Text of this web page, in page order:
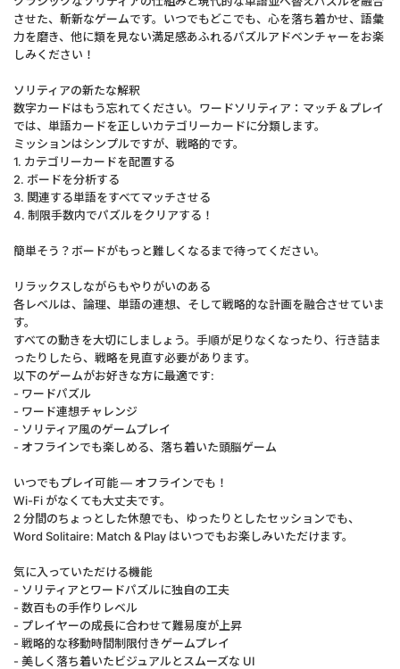
させた、斬新なゲームです。いつでもどこでも、心を落ち着かせ、語彙
力を磨き、他に類を見ない満足感あふれるパズルアドベンチャーをお楽
しみください！
ソリティアの新たな解釈
数字カードはもう忘れてください。ワードソリティア：マッチ＆プレイ
では、単語カードを正しいカテゴリーカードに分類します。
ミッションはシンプルですが、戦略的です。
1. カテゴリーカードを配置する
2. ボードを分析する
3. 関連する単語をすべてマッチさせる
4. 制限手数内でパズルをクリアする！
簡単そう？ボードがもっと難しくなるまで待ってください。
リラックスしながらもやりがいのある
各レベルは、論理、単語の連想、そして戦略的な計画を融合させていま
す。
すべての動きを大切にしましょう。手順が足りなくなったり、行き詰ま
ったりしたら、戦略を見直す必要があります。
以下のゲームがお好きな方に最適です:
- ワードパズル
- ワード連想チャレンジ
- ソリティア風のゲームプレイ
- オフラインでも楽しめる、落ち着いた頭脳ゲーム
いつでもプレイ可能 — オフラインでも！
Wi-Fi がなくても大丈夫です。
2 分間のちょっとした休憩でも、ゆったりとしたセッションでも、
Word Solitaire: Match & Play はいつでもお楽しみいただけます。
気に入っていただける機能
- ソリティアとワードパズルに独自の工夫
- 数百もの手作りレベル
- プレイヤーの成長に合わせて難易度が上昇
- 戦略的な移動時間制限付きゲームプレイ
- 美しく落ち着いたビジュアルとスムーズな UI